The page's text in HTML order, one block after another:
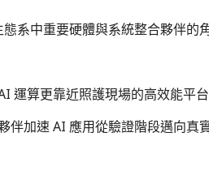
系中重要硬體與系統整合夥伴的
運算更靠近照護現場的高效能平台
加速 AI 應用從驗證階段邁向真